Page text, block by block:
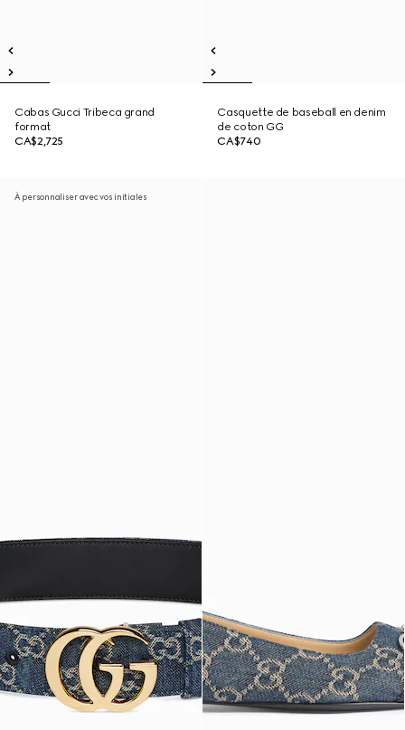
Cabas Gucci Tribeca grand
format
CA$2,725
Casquette de baseball en denim
de coton GG
CA$740
À personnaliser avec vos initiales